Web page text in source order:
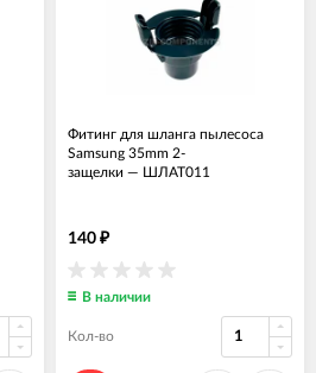
Фитинг для шланга пылесоса
Samsung 35mm 2-
защелки — ШЛАТ011
140 ₽
В наличии
Кол-во